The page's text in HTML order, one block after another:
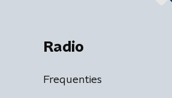
Radio
Frequenties